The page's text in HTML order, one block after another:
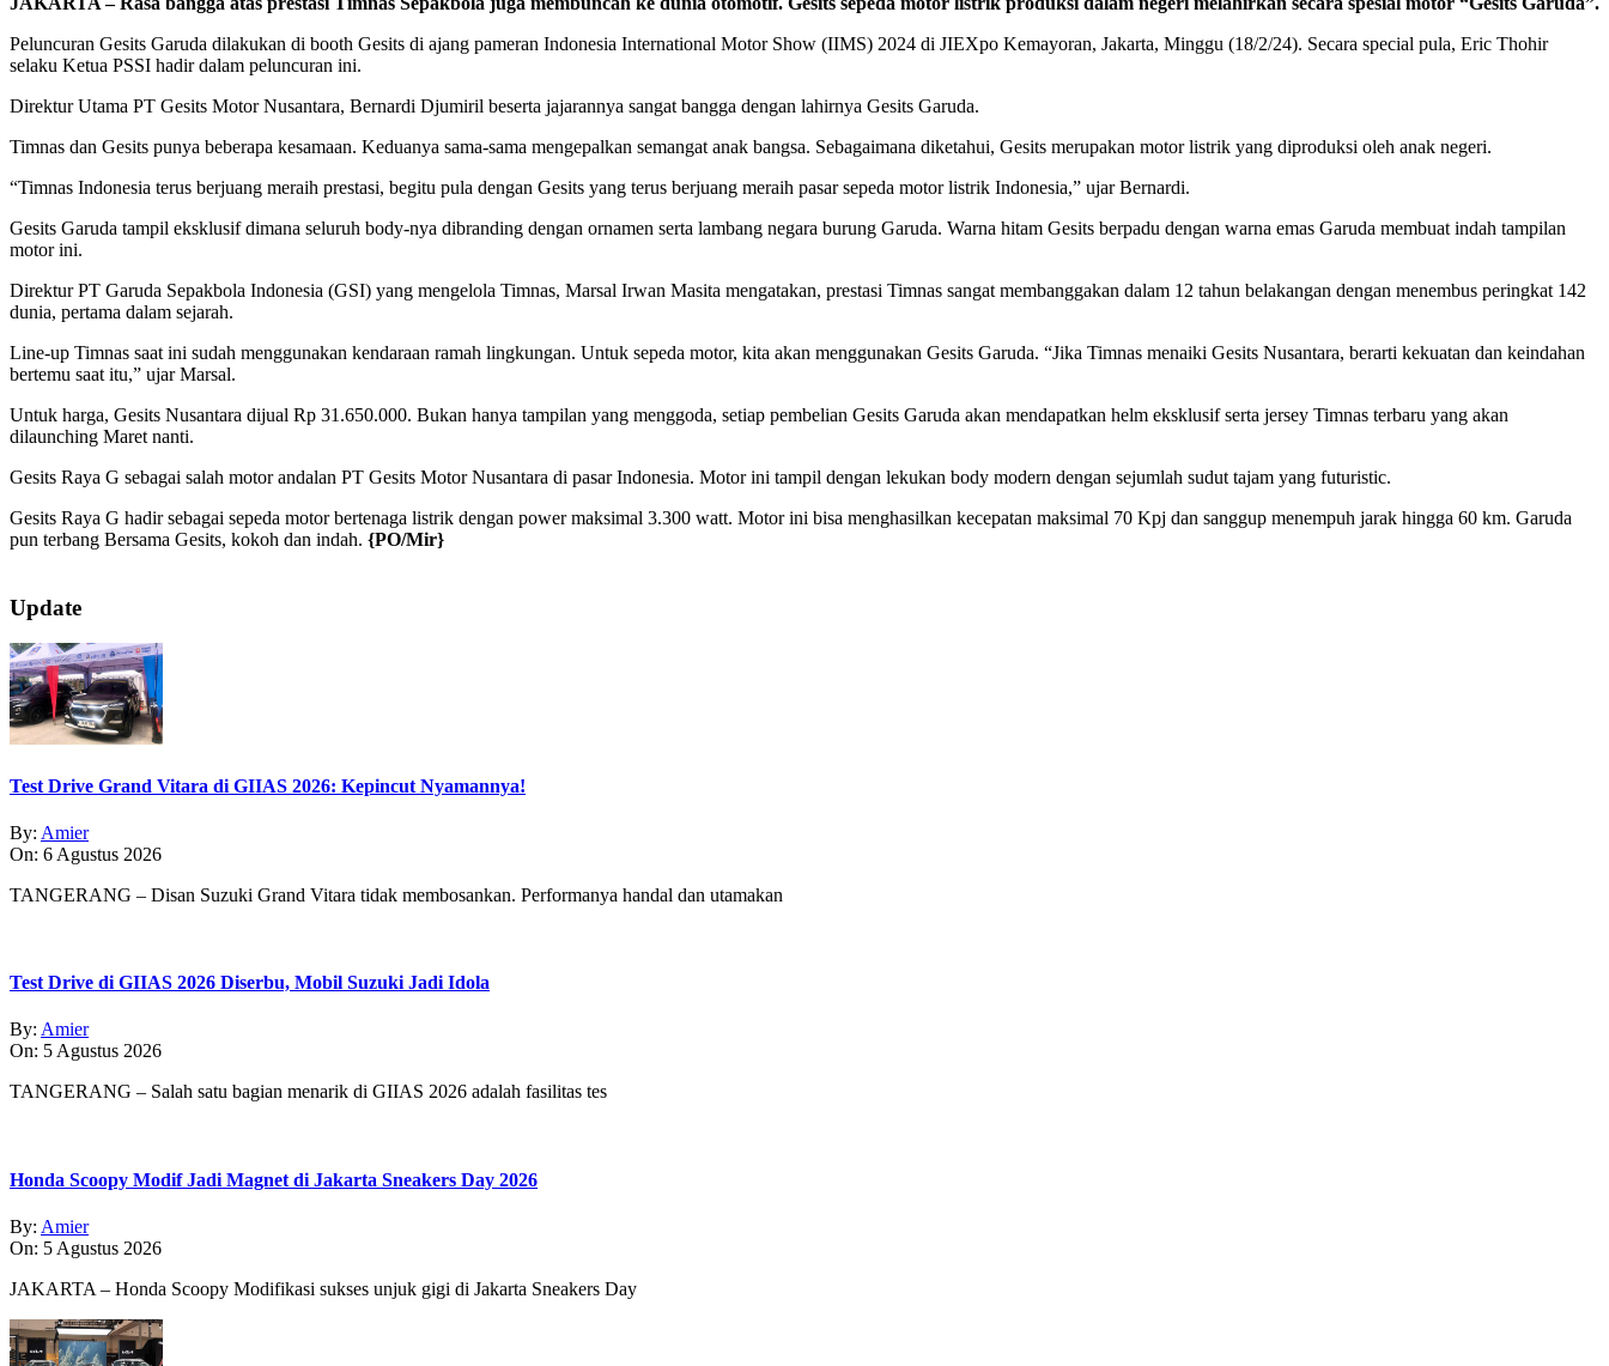
Peluncuran Gesits Garuda dilakukan di booth Gesits di ajang pameran Indonesia International Motor Show (IIMS) 2024 di JIEXpo Kemayoran, Jakarta, Minggu (18/2/24). Secara special pula, Eric Thohir
selaku Ketua PSSI hadir dalam peluncuran ini.
Direktur Utama PT Gesits Motor Nusantara, Bernardi Djumiril beserta jajarannya sangat bangga dengan lahirnya Gesits Garuda.
Timnas dan Gesits punya beberapa kesamaan. Keduanya sama-sama mengepalkan semangat anak bangsa. Sebagaimana diketahui, Gesits merupakan motor listrik yang diproduksi oleh anak negeri.
“Timnas Indonesia terus berjuang meraih prestasi, begitu pula dengan Gesits yang terus berjuang meraih pasar sepeda motor listrik Indonesia,” ujar Bernardi.
Gesits Garuda tampil eksklusif dimana seluruh body-nya dibranding dengan ornamen serta lambang negara burung Garuda. Warna hitam Gesits berpadu dengan warna emas Garuda membuat indah tampilan
motor ini.
Direktur PT Garuda Sepakbola Indonesia (GSI) yang mengelola Timnas, Marsal Irwan Masita mengatakan, prestasi Timnas sangat membanggakan dalam 12 tahun belakangan dengan menembus peringkat 142
dunia, pertama dalam sejarah.
Line-up Timnas saat ini sudah menggunakan kendaraan ramah lingkungan. Untuk sepeda motor, kita akan menggunakan Gesits Garuda. “Jika Timnas menaiki Gesits Nusantara, berarti kekuatan dan keindahan
bertemu saat itu,” ujar Marsal.
Untuk harga, Gesits Nusantara dijual Rp 31.650.000. Bukan hanya tampilan yang menggoda, setiap pembelian Gesits Garuda akan mendapatkan helm eksklusif serta jersey Timnas terbaru yang akan
dilaunching Maret nanti.
Gesits Raya G sebagai salah motor andalan PT Gesits Motor Nusantara di pasar Indonesia. Motor ini tampil dengan lekukan body modern dengan sejumlah sudut tajam yang futuristic.
Gesits Raya G hadir sebagai sepeda motor bertenaga listrik dengan power maksimal 3.300 watt. Motor ini bisa menghasilkan kecepatan maksimal 70 Kpj dan sanggup menempuh jarak hingga 60 km. Garuda
pun terbang Bersama Gesits, kokoh dan indah. {PO/Mir}
02-
18
Update
Test Drive Grand Vitara di GIIAS 2026: Kepincut Nyamannya!
By: Amier
On: 6 Agustus 2026
TANGERANG – Disan Suzuki Grand Vitara tidak membosankan. Performanya handal dan utamakan
Test Drive di GIIAS 2026 Diserbu, Mobil Suzuki Jadi Idola
By: Amier
On: 5 Agustus 2026
TANGERANG – Salah satu bagian menarik di GIIAS 2026 adalah fasilitas tes
Honda Scoopy Modif Jadi Magnet di Jakarta Sneakers Day 2026
By: Amier
On: 5 Agustus 2026
JAKARTA – Honda Scoopy Modifikasi sukses unjuk gigi di Jakarta Sneakers Day